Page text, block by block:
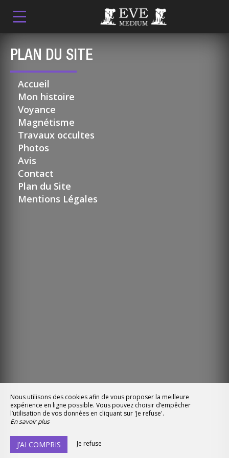
PLAN DU SITE
Accueil
Mon histoire
Voyance
Magnétisme
Travaux occultes
Photos
Avis
Contact
Plan du Site
Mentions Légales
Nous utilisons des cookies afin de vous proposer la meilleure
expérience en ligne possible. Vous pouvez choisir d’empêcher
l’utilisation de vos données en cliquant sur 'Je refuse'.
En savoir plus
J’AI COMPRIS Je refuse